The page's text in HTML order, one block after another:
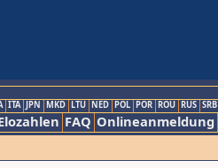
ITA JPN MKD LTU NED POL POR ROU RUS SRB
FAQ Onlineanmeldung